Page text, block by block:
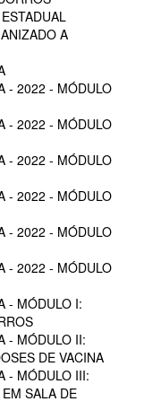
A
- 2022 - MÓDULO
- 2022 - MÓDULO
- 2022 - MÓDULO
- 2022 - MÓDULO
- 2022 - MÓDULO
- 2022 - MÓDULO
- MÓDULO I:
- MÓDULO II:
DE VACINA
- MÓDULO III:
SALA DE